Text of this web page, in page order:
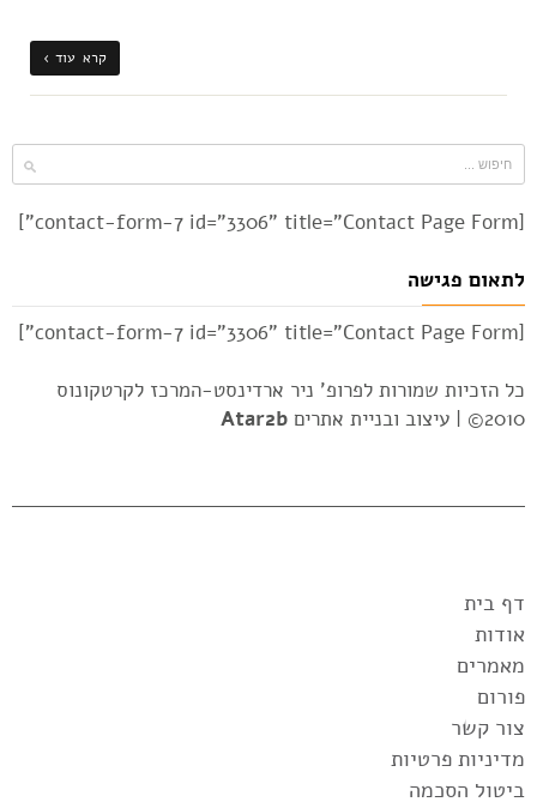
קרא עוד ›
[contact-form-7 id="3306" title="Contact Page Form"]
לתאום פגישה
[contact-form-7 id="3306" title="Contact Page Form"]
כל הזכיות שמורות לפרופ' ניר ארדינסט-המרכז לקרטקונוס
2010© |
עיצוב ובניית אתרים Atar2b
דף בית
אודות
מאמרים
פורום
צור קשר
מדיניות פרטיות
ביטול הסכמה